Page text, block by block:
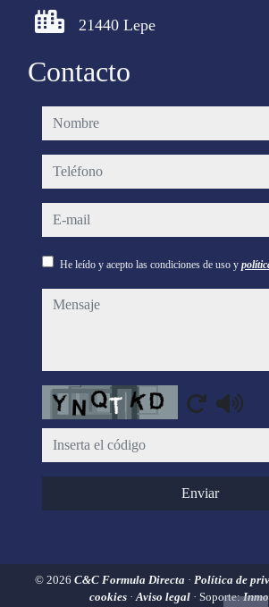
21440 Lepe
Contacto
nombre
teléfono
e-mail
He leído y acepto las condiciones de uso y
mensaje
Captcha
Enviar
© 2026 C&C Formula Directa · Política de
cookies ·Aviso legal · Soporte: